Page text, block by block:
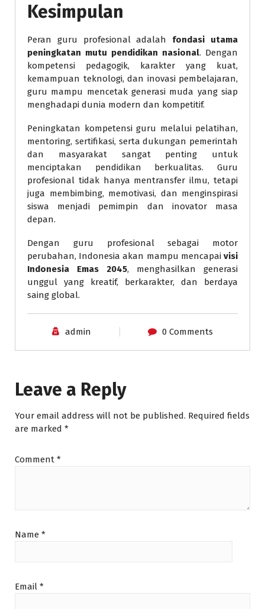
Kesimpulan
Peran guru profesional adalah fondasi utama
peningkatan mutu pendidikan nasional. Dengan
kompetensi pedagogik, karakter yang kuat,
kemampuan teknologi, dan inovasi pembelajaran,
guru mampu mencetak generasi muda yang siap
menghadapi dunia modern dan kompetitif.
Peningkatan kompetensi guru melalui pelatihan,
mentoring, sertifikasi, serta dukungan pemerintah
dan masyarakat sangat penting untuk
menciptakan pendidikan berkualitas. Guru
profesional tidak hanya mentransfer ilmu, tetapi
juga membimbing, memotivasi, dan menginspirasi
siswa menjadi pemimpin dan inovator masa
depan.
Dengan guru profesional sebagai motor
perubahan, Indonesia akan mampu mencapai visi
Indonesia Emas 2045, menghasilkan generasi
unggul yang kreatif, berkarakter, dan berdaya
saing global.
admin 0 Comments
Leave a Reply
Your email address will not be published. Required fields
are marked *
Comment *
Name *
Email *